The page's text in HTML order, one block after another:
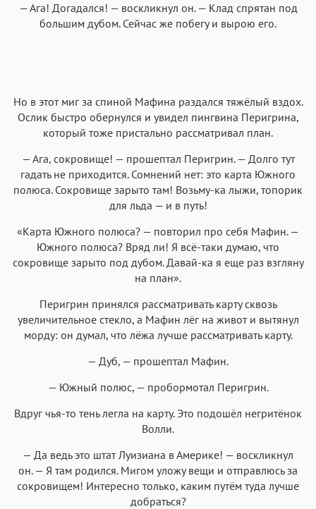
— Ага! Догадался! — воскликнул он. — Клад спрятан под
большим дубом. Сейчас же побегу и вырою его.
Но в этот миг за спиной Мафина раздался тяжёлый вздох.
Ослик быстро обернулся и увидел пингвина Перигрина,
который тоже пристально рассматривал план.
— Ага, сокровище! — прошептал Перигрин. — Долго тут
гадать не приходится. Сомнений нет: это карта Южного
полюса. Сокровище зарыто там! Возьму-ка лыжи, топорик
для льда — и в путь!
«Карта Южного полюса? — повторил про себя Мафин. —
Южного полюса? Вряд ли! Я всё-таки думаю, что
сокровище зарыто под дубом. Давай-ка я еще раз взгляну
на план».
Перигрин принялся рассматривать карту сквозь
увеличительное стекло, а Мафин лёг на живот и вытянул
морду: он думал, что лёжа лучше рассматривать карту.
— Дуб, — прошептал Мафин.
— Южный полюс, — пробормотал Перигрин.
Вдруг чья-то тень легла на карту. Это подошёл негритёнок
Волли.
— Да ведь это штат Луизиана в Америке! — воскликнул
он. — Я там родился. Мигом уложу вещи и отправлюсь за
сокровищем! Интересно только, каким путём туда лучше
добраться?